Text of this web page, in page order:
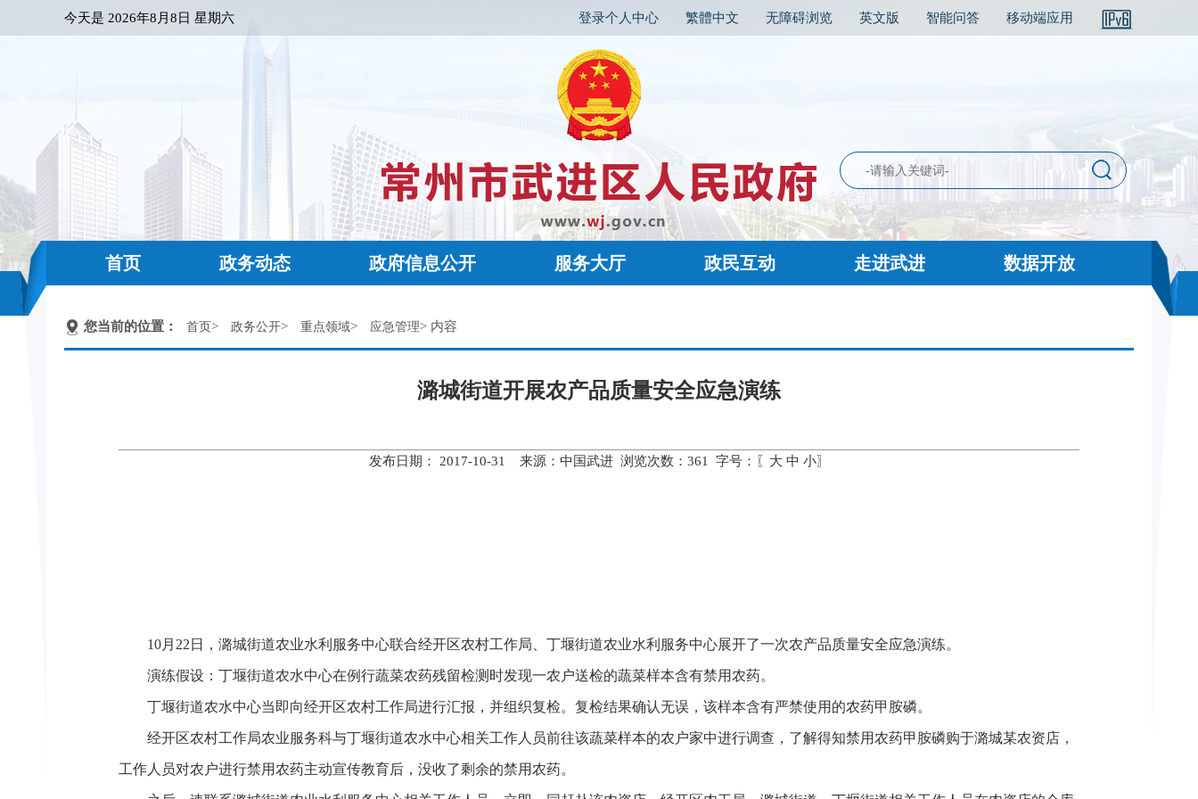
今天是 2026年8月8日 星期六 登录个人中心 繁體中文 无障碍浏览 英文版 智能问答 移动端应用
首页 政务动态 政府信息公开 服务大厅 政民互动 走进武进 数据开放
您当前的位置： 首页> 政务公开> 重点领域> 应急管理> 内容
潞城街道开展农产品质量安全应急演练
发布日期： 2017-10-31 来源：中国武进 浏览次数： 361 字号：〖 大 中 小〗
10月22日，潞城街道农业水利服务中心联合经开区农村工作局、丁堰街道农业水利服务中心展开了一次农产品质量安全应急演练。
演练假设：丁堰街道农水中心在例行蔬菜农药残留检测时发现一农户送检的蔬菜样本含有禁用农药。
丁堰街道农水中心当即向经开区农村工作局进行汇报，并组织复检。复检结果确认无误，该样本含有严禁使用的农药甲胺磷。
经开区农村工作局农业服务科与丁堰街道农水中心相关工作人员前往该蔬菜样本的农户家中进行调查，了解得知禁用农药甲胺磷购于潞城某农资店，
工作人员对农户进行禁用农药主动宣传教育后，没收了剩余的禁用农药。